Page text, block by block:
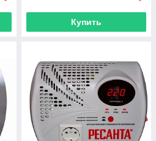
Купить